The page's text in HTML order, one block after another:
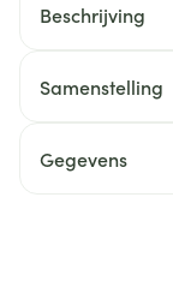
Beschrijving
Samenstelling
Gegevens